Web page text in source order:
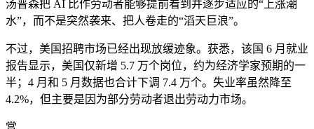
汤普森把 AI 比作劳动者能够提前看到并逐步适应的“上涨潮
水”，而不是突然袭来、把人卷走的“滔天巨浪”。
不过，美国招聘市场已经出现放缓迹象。获悉，该国 6 月就业
报告显示，美国仅新增 5.7 万个岗位，约为经济学家预期的一
半；4 月和 5 月数据也合计下调 7.4 万个。失业率虽然降至
4.2%，但主要是因为部分劳动者退出劳动力市场。